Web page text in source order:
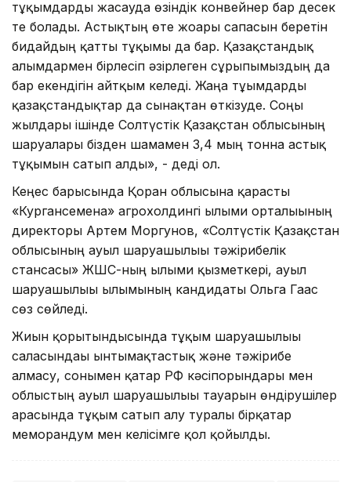
тұқымдарды жасауда өзіндік конвейнер бар десек
те болады. Астықтың өте жоғары сапасын беретін
бидайдың қатты тұқымы да бар. Қазақстандық
ғалымдармен бірлесіп әзірлеген сұрыпымыздың да
бар екендігін айтқым келеді. Жаңа тұымдарды
қазақстандықтар да сынақтан өткізуде. Соңғы
жылдары ішінде Солтүстік Қазақстан облысының
шаруалары бізден шамамен 3,4 мың тонна астық
тұқымын сатып алды», - деді ол.
Кеңес барысында Қорған облысына қарасты
«Кургансемена» агрохолдингі ғылыми орталығының
директоры Артем Моргунов, «Солтүстік Қазақстан
облысының ауыл шаруашылығы тәжірибелік
стансасы» ЖШС-ның ғылыми қызметкері, ауыл
шаруашылығы ғылымының кандидаты Ольга Гаас
сөз сөйледі.
Жиын қорытындысында тұқым шаруашылығы
саласындағы ынтымақтастық және тәжірибе
алмасу, сонымен қатар РФ кәсіпорындары мен
облыстың ауыл шаруашылығы тауарын өндірушілер
арасында тұқым сатып алу туралы бірқатар
меморандум мен келісімге қол қойылды.